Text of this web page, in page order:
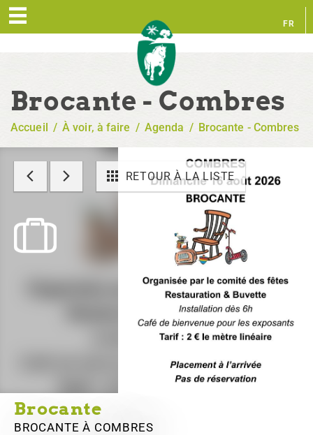
FR
Brocante - Combres
Accueil / À voir, à faire / Agenda / Brocante - Combres
RETOUR À LA LISTE
Brocante
BROCANTEÀ COMBRES